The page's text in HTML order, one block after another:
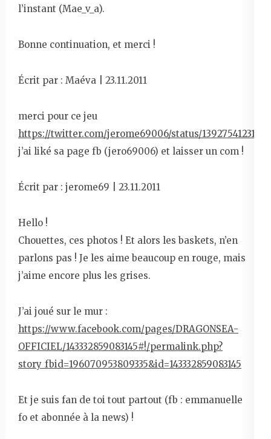
l’instant (Mae_v_a).
Bonne continuation, et merci !
Écrit par : Maéva | 23.11.2011
merci pour ce jeu
https://twitter.com/jerome69006/status/
j’ai liké sa page fb (jero69006) et laisser un com !
Écrit par : jerome69 | 23.11.2011
Hello !
Chouettes, ces photos ! Et alors les baskets, n’en
parlons pas ! Je les aime beaucoup en rouge, mais
j’aime encore plus les grises.
J’ai joué sur le mur :
https://www.facebook.com/pages/DRAGONSEA-
OFFICIEL/143332859083145#!/permalink.php?
story_fbid=196070953809335&id=143332859083145
Et je suis fan de toi tout partout (fb : emmanuelle
fo et abonnée à la news) !